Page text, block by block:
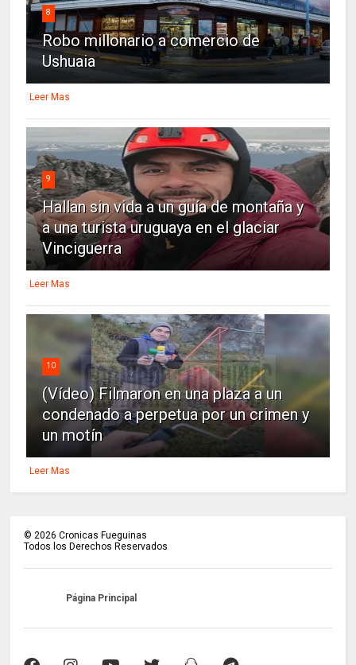
8
Robo millonario a comercio de
Ushuaia
Leer Mas
9
Hallan sin vida a un guía de montaña y
a una turista uruguaya en el glaciar
Vinciguerra
Leer Mas
10
(Vídeo) Filmaron en una plaza a un
condenado a perpetua por un crimen y
un motín
Leer Mas
© 2026 Cronicas Fueguinas
Todos los Derechos Reservados
Página Principal